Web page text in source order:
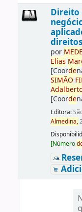
Direito
por MEDE
Elias
[Coorde
SIMÃO
[Coorde
Editora:
Almedina,
[Número